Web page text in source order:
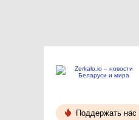
Поддержать нас